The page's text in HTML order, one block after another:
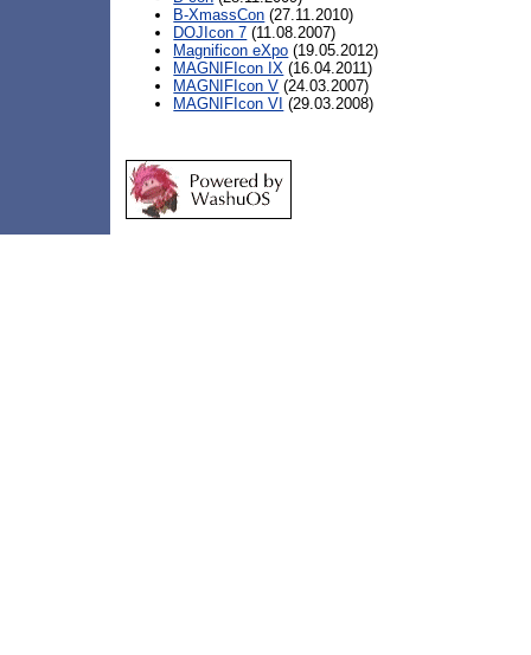
B-XmassCon (27.11.2010)
DOJIcon 7 (11.08.2007)
Magnificon eXpo (19.05.2012)
MAGNIFIcon IX (16.04.2011)
MAGNIFIcon V (24.03.2007)
MAGNIFIcon VI (29.03.2008)